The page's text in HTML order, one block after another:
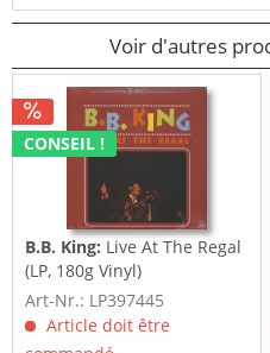
Voir d'autres
CONSEIL !
B.B. King: Live At The Regal
(LP, 180g Vinyl)
Art-Nr.: LP397445
Article doit être